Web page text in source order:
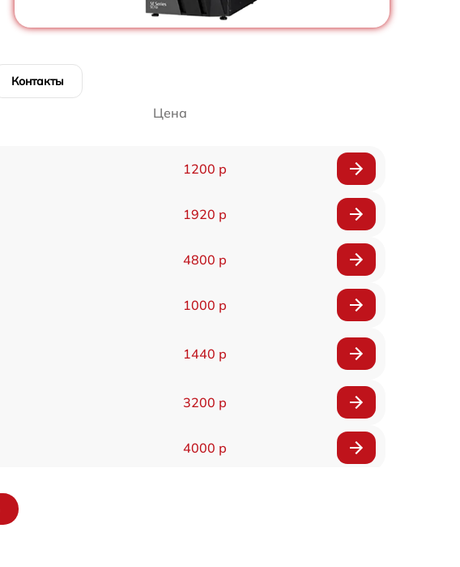
Контакты
Цена
1200 р
1920 р
4800 р
1000 р
1440 р
3200 р
4000 р